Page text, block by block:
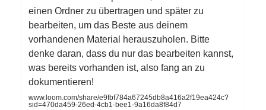
einen Ordner zu übertragen und später zu
bearbeiten, um das Beste aus deinem
vorhandenen Material herauszuholen. Bitte
denke daran, dass du nur das bearbeiten kannst,
was bereits vorhanden ist, also fang an zu
dokumentieren!
www.loom.com/share/e9fbf784a67245db8a416a2f19ea424c?
sid=470da459-26ed-4cb1-bee1-9a16da8f84d7